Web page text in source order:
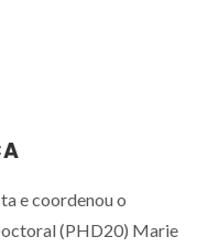
e coordenou o
(PHD20) Marie